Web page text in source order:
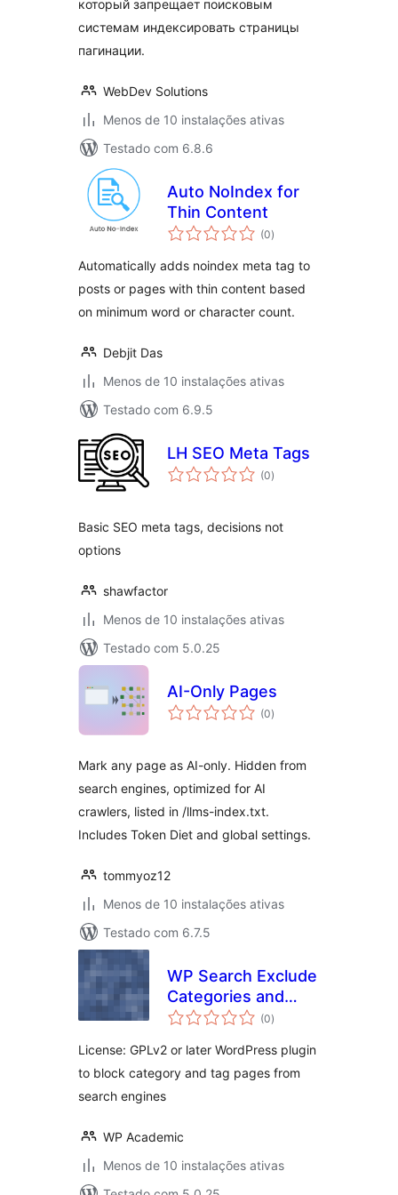
который запрещает поисковым
системам индексировать страницы
пагинации.
WebDev Solutions
Menos de 10 instalações ativas
Testado com 6.8.6
Auto NoIndex for
Thin Content
(0avaliações
totais
)
Automatically adds noindex meta tag to
posts or pages with thin content based
on minimum word or character count.
Debjit Das
Menos de 10 instalações ativas
Testado com 6.9.5
LH SEO Meta Tags
(0avaliações
totais
)
Basic SEO meta tags, decisions not
options
shawfactor
Menos de 10 instalações ativas
Testado com 5.0.25
AI-Only Pages
(0avaliações
totais
)
Mark any page as AI-only. Hidden from
search engines, optimized for AI
crawlers, listed in /llms-index.txt.
Includes Token Diet and global settings.
tommyoz12
Menos de 10 instalações ativas
Testado com 6.7.5
WP Search Exclude
Categories and
Tags
(0avaliações
totais
)
License: GPLv2 or later WordPress plugin
to block category and tag pages from
search engines
WP Academic
Menos de 10 instalações ativas